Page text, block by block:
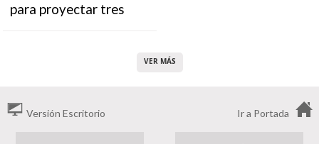
para proyectar tres
VER MÁS
Versión Escritorio Ir a Portada